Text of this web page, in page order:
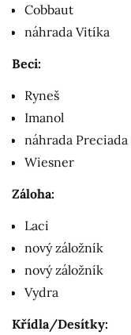
Cobbaut
náhrada Vitíka
Beci:
Ryneš
Imanol
náhrada Preciada
Wiesner
Záloha:
Laci
nový záložník
nový záložník
Vydra
Křídla/Desítky: